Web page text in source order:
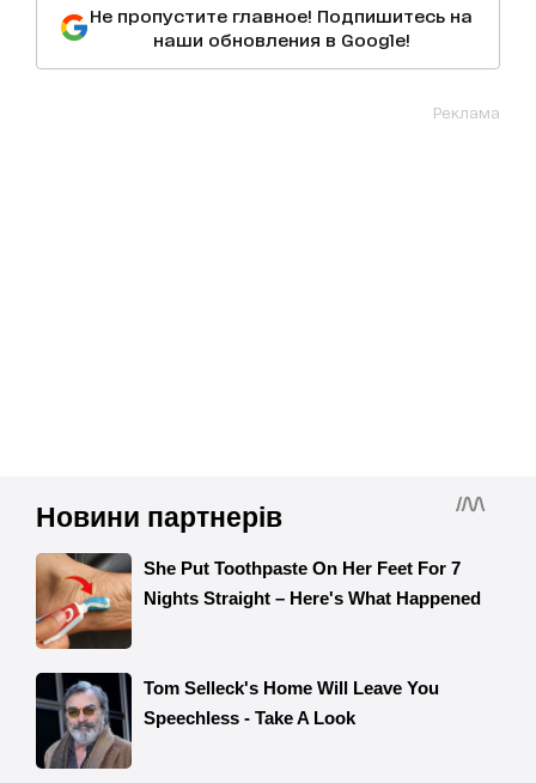
Не пропустите главное! Подпишитесь на
наши обновления в Google!
Реклама